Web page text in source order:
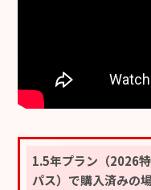
1.5年プラン（2026
パス）で購入済みの